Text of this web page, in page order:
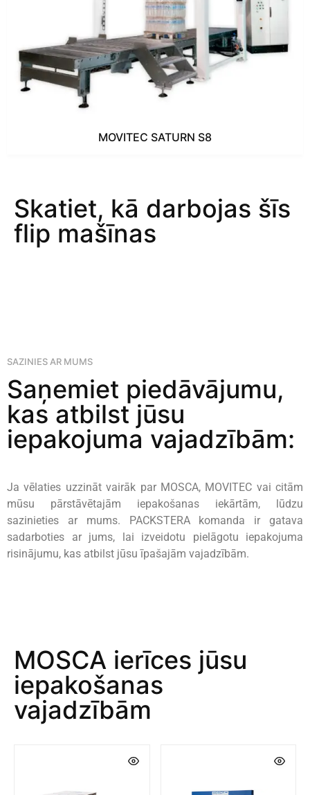
MOVITEC SATURN S8
Skatiet, kā darbojas šīs
flip mašīnas
SAZINIES AR MUMS
Saņemiet piedāvājumu,
kas atbilst jūsu
iepakojuma vajadzībām:
Ja vēlaties uzzināt vairāk par MOSCA, MOVITEC vai citām
mūsu pārstāvētajām iepakošanas iekārtām, lūdzu
sazinieties ar mums. PACKSTERA komanda ir gatava
sadarboties ar jums, lai izveidotu pielāgotu iepakojuma
risinājumu, kas atbilst jūsu īpašajām vajadzībām.
MOSCA ierīces jūsu
iepakošanas
vajadzībām